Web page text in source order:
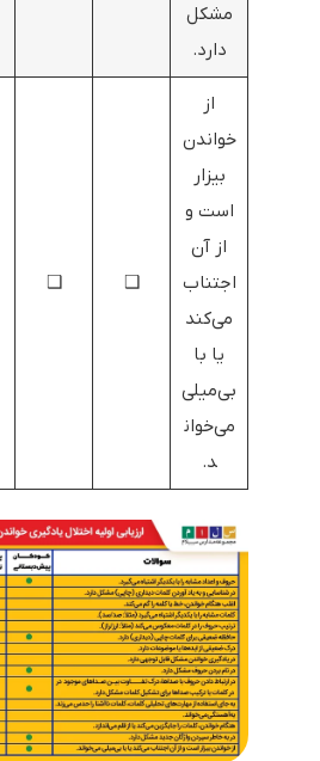
مشکل
دارد.
از
خواندن
بیزار
است و
از آن
اجتناب
می‌کند
یا با
بی‌میلی
می‌خوان
د.
❑
❑